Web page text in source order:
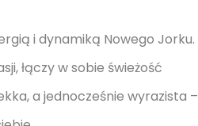
i dynamiką Nowego Jorku.
łączy w sobie świeżość
a jednocześnie wyrazista –